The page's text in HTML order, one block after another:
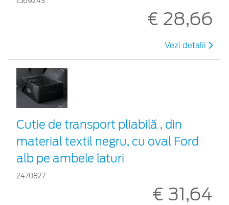
€ 28,66
Vezi detalii
Cutie de transport pliabilă , din
material textil negru, cu oval Ford
alb pe ambele laturi
2470827
€ 31,64